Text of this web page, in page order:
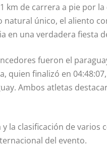
km de carrera a pie por
natural único, el aliento
en una verdadera fiesta
fueron el
quien finalizó en
Ambos atletas
la clasificación de varios
del evento.